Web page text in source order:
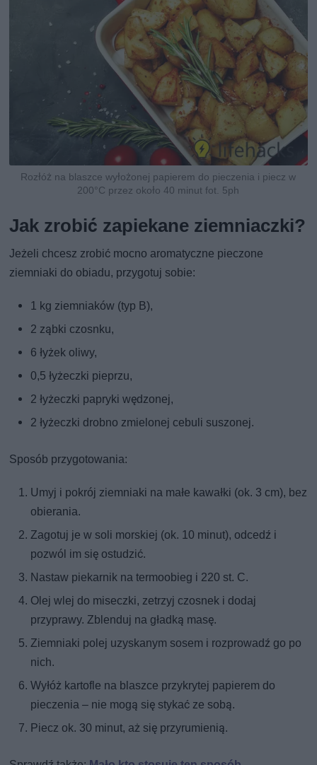
Rozłóż na blaszce wyłożonej papierem do pieczenia i piecz w
200°C przez około 40 minut fot. 5ph
Jak zrobić zapiekane ziemniaczki?
Jeżeli chcesz zrobić mocno aromatyczne pieczone
ziemniaki do obiadu, przygotuj sobie:
1 kg ziemniaków (typ B),
2 ząbki czosnku,
6 łyżek oliwy,
0,5 łyżeczki pieprzu,
2 łyżeczki papryki wędzonej,
2 łyżeczki drobno zmielonej cebuli suszonej.
Sposób przygotowania:
Umyj i pokrój ziemniaki na małe kawałki (ok. 3 cm), bez
obierania.
Zagotuj je w soli morskiej (ok. 10 minut), odcedź i
pozwól im się ostudzić.
Nastaw piekarnik na termoobieg i 220 st. C.
Olej wlej do miseczki, zetrzyj czosnek i dodaj
przyprawy. Zblenduj na gładką masę.
Ziemniaki polej uzyskanym sosem i rozprowadź go po
nich.
Wyłóż kartofle na blaszce przykrytej papierem do
pieczenia – nie mogą się stykać ze sobą.
Piecz ok. 30 minut, aż się przyrumienią.